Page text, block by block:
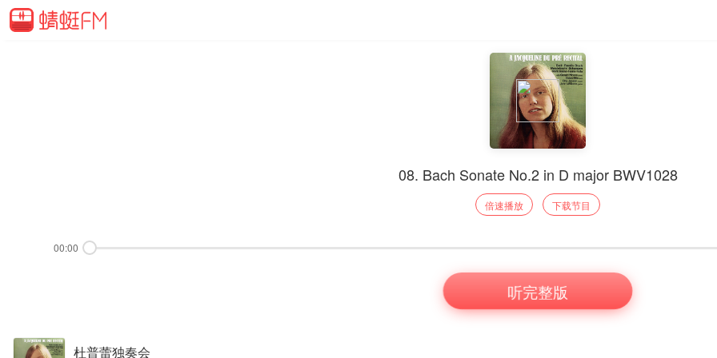
08. Bach Sonate No.2 in D major BWV1028
倍速播放 下载节目
00:00
听完整版
杜普蕾独奏会